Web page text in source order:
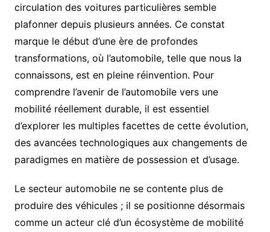
circulation des voitures particulières semble
plafonner depuis plusieurs années. Ce constat
marque le début d’une ère de profondes
transformations, où l’automobile, telle que nous la
connaissons, est en pleine réinvention. Pour
comprendre l’avenir de l’automobile vers une
mobilité réellement durable, il est essentiel
d’explorer les multiples facettes de cette évolution,
des avancées technologiques aux changements de
paradigmes en matière de possession et d’usage.
Le secteur automobile ne se contente plus de
produire des véhicules ; il se positionne désormais
comme un acteur clé d’un écosystème de mobilité